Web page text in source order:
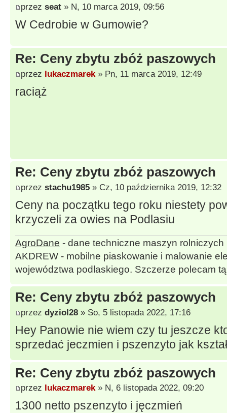
przez seat » N, 10 marca 2019, 09:56
W Cedrobie w Gumowie?
Re: Ceny zbytu zbóż paszowych
przez lukaczmarek » Pn, 11 marca 2019, 12:49
raciąż
Re: Ceny zbytu zbóż paszowych
przez stachu1985 » Cz, 10 października 2019, 12:32
Ceny na początku tego roku niestety
krzyczeli za owies na Podlasiu
AgroDane - dane techniczne maszyn rolniczych
AKDREW - mobilne piaskowanie i malowanie
województwa podlaskiego. Szczerze polecam
Re: Ceny zbytu zbóż paszowych
przez dyziol28 » So, 5 listopada 2022, 17:16
Hey Panowie nie wiem czy tu jeszcze
sprzedać jeczmien i pszenzyto jak
Re: Ceny zbytu zbóż paszowych
przez lukaczmarek» N, 6 listopada 2022, 09:20
1300 netto pszenzyto i jęczmień